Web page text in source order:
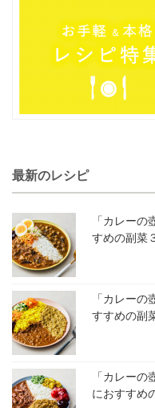
最新のレシピ
「カレー
すめの副菜
「カレー
すすめの副
「カレーの
におすすめ